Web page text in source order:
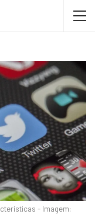
- Imagem: